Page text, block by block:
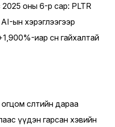
оны 6-р сар: PLTR
ын хэрэглээгээр
иар өсөн гайхалтай
өсөлтийн дараа
үүдэн гарсан хэвийн